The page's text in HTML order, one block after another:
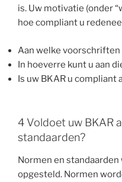
is. Uw motivatie (onder
hoe compliant u
Aan welke
In hoeverre kunt u aan
Is uw BKAR u compliant
4 Voldoet uw BKAR
standaarden?
Normen en
opgesteld. Normen